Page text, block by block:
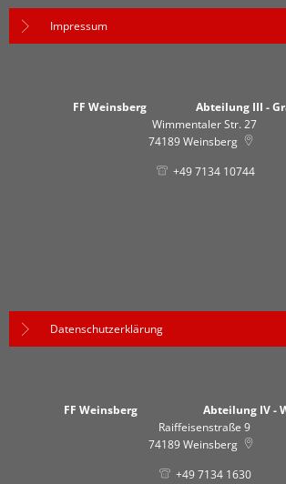
Impressum
FF Weinsberg Abteilung III -
Wimmentaler Str. 27
74189Weinsberg
+49 7134 10744
Datenschutzerklärung
FF Weinsberg Abteilung IV -
Raiffeisenstraße 9
74189Weinsberg
+49 7134 1630